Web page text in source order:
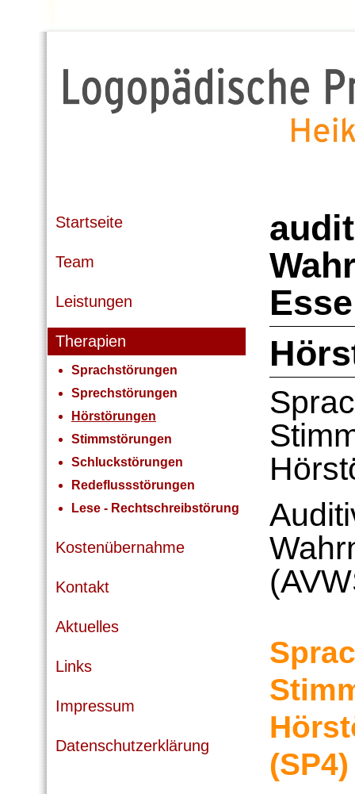
Startseite
Team
Leistungen
Therapien
Sprachstörungen
Sprechstörungen
Hörstörungen
Stimmstörungen
Schluckstörungen
Redeflussstörungen
Lese - Rechtschreibstörung
Kostenübernahme
Kontakt
Aktuelles
Links
Impressum
Datenschutzerklärung
(SP4)